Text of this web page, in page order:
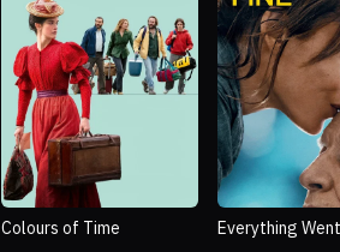
Colours of Time Everything